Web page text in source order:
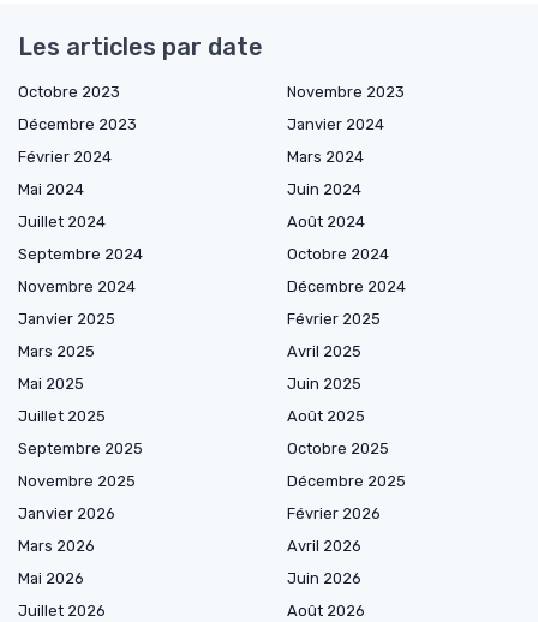
Les articles par date
Octobre 2023
Novembre 2023
Décembre 2023
Janvier 2024
Février 2024
Mars 2024
Mai 2024
Juin 2024
Juillet 2024
Août 2024
Septembre 2024
Octobre 2024
Novembre 2024
Décembre 2024
Janvier 2025
Février 2025
Mars 2025
Avril 2025
Mai 2025
Juin 2025
Juillet 2025
Août 2025
Septembre 2025
Octobre 2025
Novembre 2025
Décembre 2025
Janvier 2026
Février 2026
Mars 2026
Avril 2026
Mai 2026
Juin 2026
Juillet 2026
Août 2026